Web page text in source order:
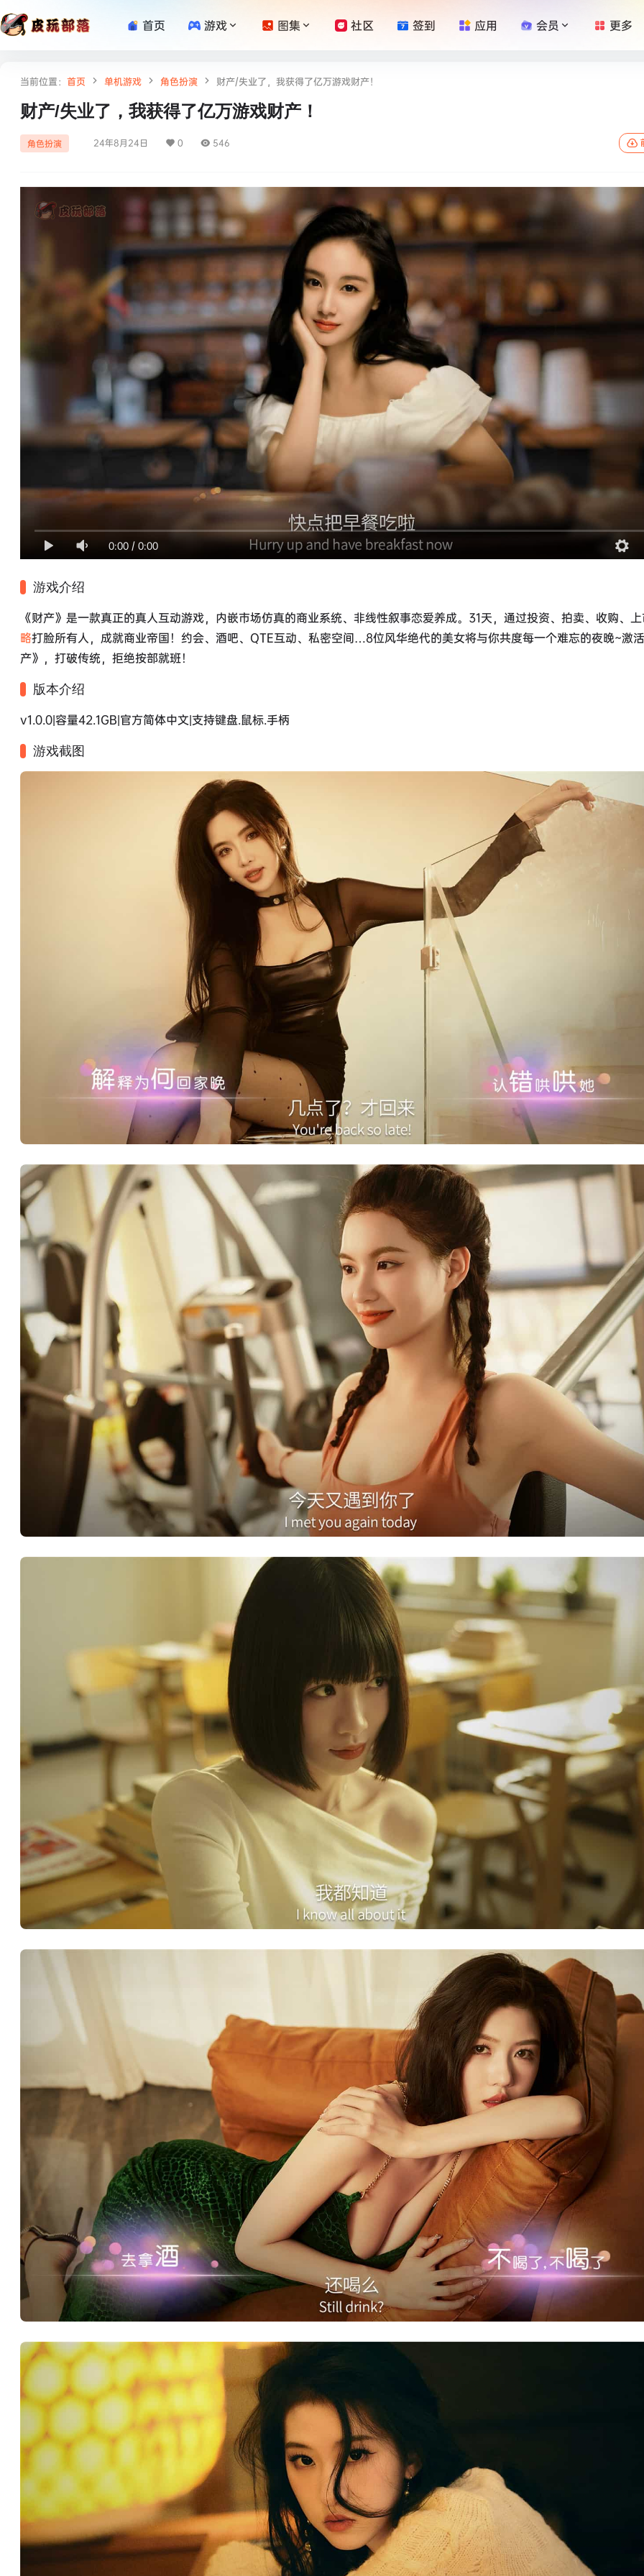
首页 游戏 图集 社区 签到 应用 会员 更多
当前位置： 首页 单机游戏 角色扮演 财产/失业了，我获得了亿万游戏财产！
财产/失业了，我获得了亿万游戏财产！
角色扮演 24年8月24日 0 546
0:00 / 0:00
游戏介绍
《财产》是一款真正的真人互动游戏，内嵌市场仿真的商业系统、非线性叙事恋爱养成。31天，通过投资、拍卖、收购、
略打脸所有人，成就商业帝国！约会、酒吧、QTE互动、私密空间…8位风华绝代的美女将与你共度每一个难忘的夜晚~激
产》，打破传统，拒绝按部就班！
版本介绍
v1.0.0|容量42.1GB|官方简体中文|支持键盘.鼠标.手柄
游戏截图